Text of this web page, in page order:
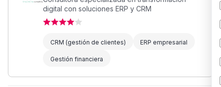
digital con soluciones ERP y CRM
CRM (gestión de clientes) ERP empresarial
Gestión financiera